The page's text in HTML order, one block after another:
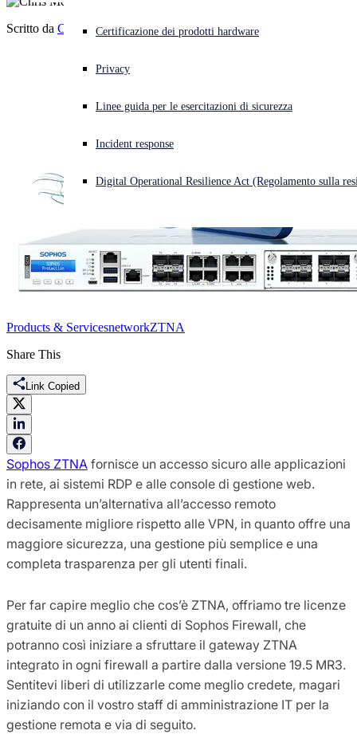
Cyberattacco in corso? Ottieni assistenza immediata
Open language switcher
Certificazione dei prodotti hardware
Privacy
Linee guida per le esercitazioni di sicurezza
Incident response
Digital Operational Resilience Act (Regolamento sulla
Scritto da Chris McCormack
Products & ServicesnetworkZTNA
Share This
Link Copied
Sophos ZTNA fornisce un accesso sicuro alle applicazioni
in rete, ai sistemi RDP e alle console di gestione web.
Rappresenta un’alternativa all’accesso remoto
decisamente migliore rispetto alle VPN, in quanto offre una
maggiore sicurezza, una gestione più semplice e una
completa trasparenza per gli utenti finali.
Per far capire meglio che cos’è ZTNA, offriamo tre licenze
gratuite di un anno ai clienti di Sophos Firewall, che
potranno così iniziare a sfruttare il gateway ZTNA
integrato in ogni firewall a partire dalla versione 19.5 MR3.
Sentitevi liberi di utilizzarle come meglio credete, magari
iniziando con il vostro staff di amministrazione IT per la
gestione remota e via di seguito.